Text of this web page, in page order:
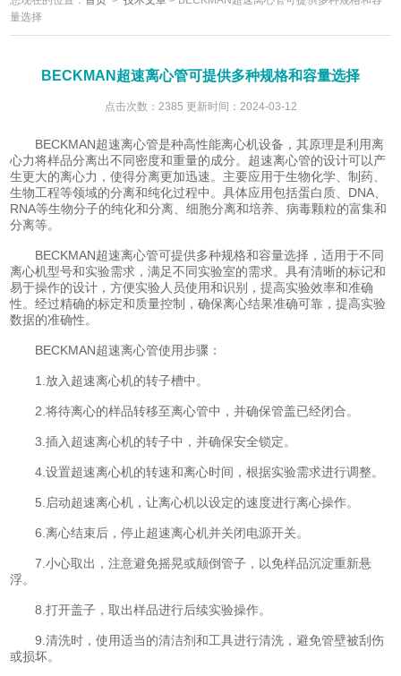
量选择
BECKMAN超速离心管可提供多种规格和容量选择
点击次数：2385 更新时间：2024-03-12
BECKMAN超速离心管是种高性能离心机设备，其原理是利用离
心力将样品分离出不同密度和重量的成分。超速离心管的设计可以产
生更大的离心力，使得分离更加迅速。主要应用于生物化学、制药、
生物工程等领域的分离和纯化过程中。具体应用包括蛋白质、DNA、
RNA等生物分子的纯化和分离、细胞分离和培养、病毒颗粒的富集和
分离等。
BECKMAN超速离心管可提供多种规格和容量选择，适用于不同
离心机型号和实验需求，满足不同实验室的需求。具有清晰的标记和
易于操作的设计，方便实验人员使用和识别，提高实验效率和准确
性。经过精确的标定和质量控制，确保离心结果准确可靠，提高实验
数据的准确性。
BECKMAN超速离心管使用步骤：
1.放入超速离心机的转子槽中。
2.将待离心的样品转移至离心管中，并确保管盖已经闭合。
3.插入超速离心机的转子中，并确保安全锁定。
4.设置超速离心机的转速和离心时间，根据实验需求进行调整。
5.启动超速离心机，让离心机以设定的速度进行离心操作。
6.离心结束后，停止超速离心机并关闭电源开关。
7.小心取出，注意避免摇晃或颠倒管子，以免样品沉淀重新悬
浮。
8.打开盖子，取出样品进行后续实验操作。
9.清洗时，使用适当的清洁剂和工具进行清洗，避免管壁被刮伤
或损坏。